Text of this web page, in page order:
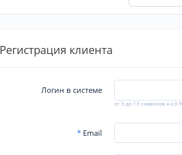
Регистрация клиента
Логин в системе
от 3 до 13 символов a-z,0-9
*Email